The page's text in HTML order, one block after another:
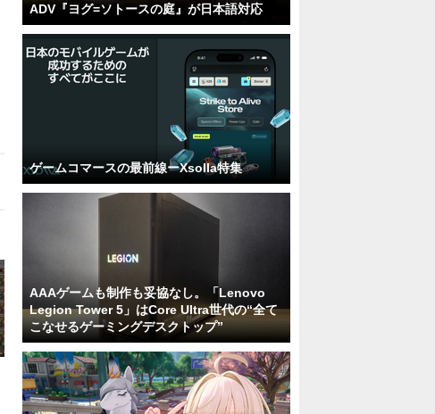
ADV『ヨグ=ソトースの庭』が日本語対応
ゲームコマースの最前線ーXsolla特集
AAAゲームも制作も妥協なし。「Lenovo
Legion Tower 5」はCore Ultra世代の“全て
こなせるゲーミングデスクトップ”